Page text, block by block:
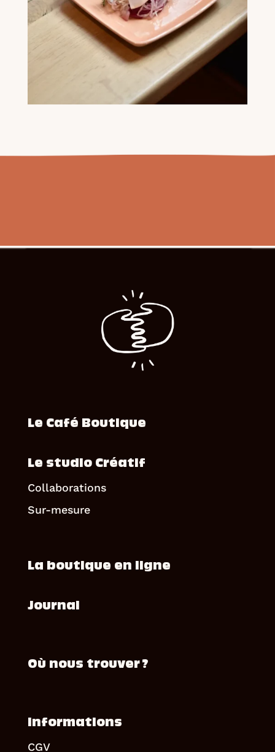
Le Café Boutique
Le studio Créatif
Collaborations
Sur-mesure
La boutique en ligne
Journal
Où nous trouver ?
Informations
CGV